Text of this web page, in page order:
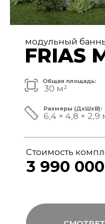
4 890 000 ₽
2
8,4 × 4,8 × 3,1 м
Размеры (ДxШxВ):
40 м²
модульный банный